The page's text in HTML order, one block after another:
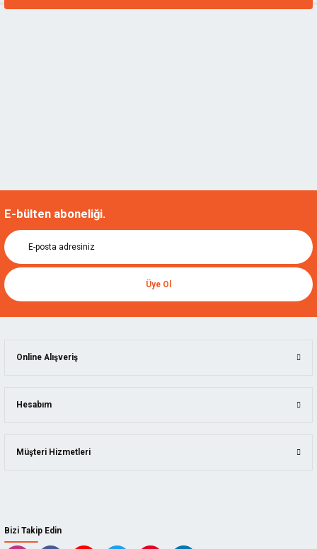
E-bülten aboneliği.
Üye Ol
Bizi Takip Edin
Online Alışveriş
Hesabım
Müşteri Hizmetleri